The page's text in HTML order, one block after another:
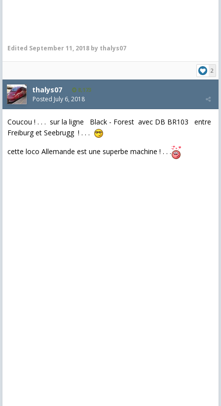
Edited September 11, 2018 by thalys07
2
thalys07 8,173
Posted July 6, 2018
Coucou ! . . . sur la ligne Black - Forest avec DB BR103 entre
Freiburg et Seebrugg ! . . .
cette loco Allemande est une superbe machine ! . . .